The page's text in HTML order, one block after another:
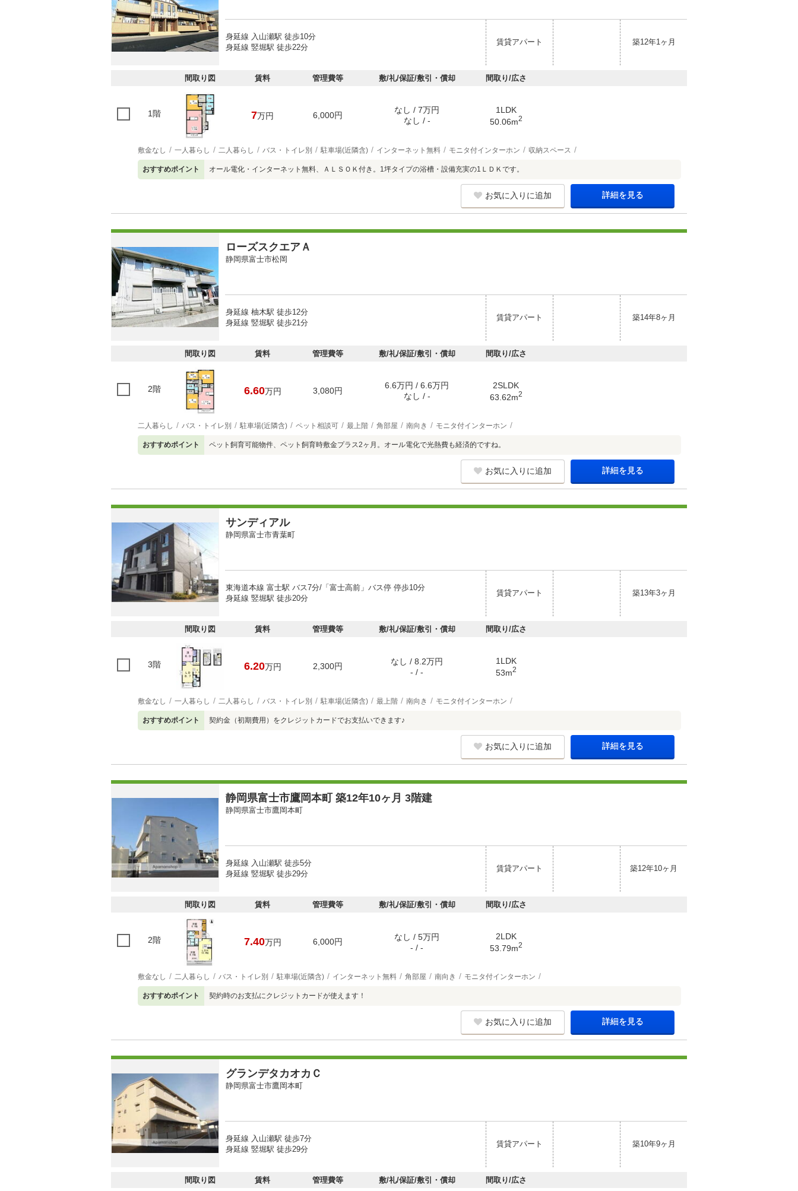
身延線 入山瀬駅 徒歩10分
身延線 竪堀駅 徒歩22分
賃貸アパート 築12年1ヶ月
間取り図 賃料 管理費等 敷/礼/保証/敷引・償却 間取り/広さ
1階 7万円 6,000円
なし / 7万円
なし / -
1LDK
50.06m2
敷金なし 一人暮らし 二人暮らし バス・トイレ別 駐車場(近隣含) インターネット無料 モニタ付インターホン 収納スペース
おすすめポイント オール電化・インターネット無料、ＡＬＳＯＫ付き。1坪タイプの浴槽・設備充実の1ＬＤＫです。
お気に入りに追加 詳細を見る
ローズスクエアＡ
静岡県富士市松岡
身延線 柚木駅 徒歩12分
身延線 竪堀駅 徒歩21分
賃貸アパート 築14年8ヶ月
間取り図 賃料 管理費等 敷/礼/保証/敷引・償却 間取り/広さ
2階 6.60万円 3,080円
6.6万円 / 6.6万円
なし / -
2SLDK
63.62m2
二人暮らし バス・トイレ別 駐車場(近隣含) ペット相談可 最上階 角部屋 南向き モニタ付インターホン
おすすめポイント ペット飼育可能物件、ペット飼育時敷金プラス2ヶ月。オール電化で光熱費も経済的ですね。
お気に入りに追加 詳細を見る
サンディアル
静岡県富士市青葉町
東海道本線 富士駅 バス7分/「富士高前」バス停 停歩10分
身延線 竪堀駅 徒歩20分
賃貸アパート 築13年3ヶ月
間取り図 賃料 管理費等 敷/礼/保証/敷引・償却 間取り/広さ
3階 6.20万円 2,300円
なし / 8.2万円
- / -
1LDK
53m2
敷金なし 一人暮らし 二人暮らし バス・トイレ別 駐車場(近隣含) 最上階 南向き モニタ付インターホン
おすすめポイント 契約金（初期費用）をクレジットカードでお支払いできます♪
お気に入りに追加 詳細を見る
静岡県富士市鷹岡本町 築12年10ヶ月 3階建
静岡県富士市鷹岡本町
身延線 入山瀬駅 徒歩5分
身延線 竪堀駅 徒歩29分
賃貸アパート 築12年10ヶ月
間取り図 賃料 管理費等 敷/礼/保証/敷引・償却 間取り/広さ
2階 7.40万円 6,000円
なし / 5万円
- / -
2LDK
53.79m2
敷金なし 二人暮らし バス・トイレ別 駐車場(近隣含) インターネット無料 角部屋 南向き モニタ付インターホン
おすすめポイント 契約時のお支払にクレジットカードが使えます！
お気に入りに追加 詳細を見る
グランデタカオカＣ
静岡県富士市鷹岡本町
身延線 入山瀬駅 徒歩7分
身延線 竪堀駅 徒歩29分
賃貸アパート 築10年9ヶ月
間取り図 賃料 管理費等 敷/礼/保証/敷引・償却 間取り/広さ